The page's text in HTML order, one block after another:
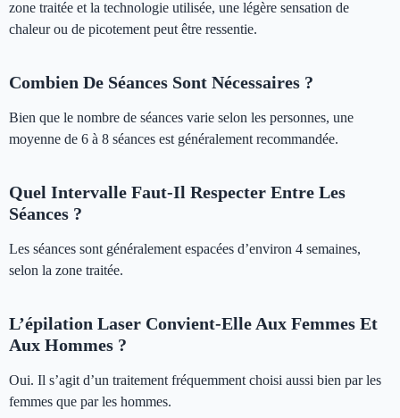
zone traitée et la technologie utilisée, une légère sensation de
chaleur ou de picotement peut être ressentie.
Combien De Séances Sont Nécessaires ?
Bien que le nombre de séances varie selon les personnes, une
moyenne de 6 à 8 séances est généralement recommandée.
Quel Intervalle Faut-Il Respecter Entre Les
Séances ?
Les séances sont généralement espacées d’environ 4 semaines,
selon la zone traitée.
L’épilation Laser Convient-Elle Aux Femmes Et
Aux Hommes ?
Oui. Il s’agit d’un traitement fréquemment choisi aussi bien par les
femmes que par les hommes.